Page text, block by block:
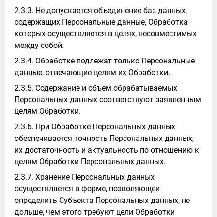
2.3.3. Не допускается объединение баз данных,
содержащих Персональные данные, Обработка
которых осуществляется в целях, несовместимых
между собой.
2.3.4. Обработке подлежат только Персональные
данные, отвечающие целям их Обработки.
2.3.5. Содержание и объем обрабатываемых
Персональных данных соответствуют заявленным
целям Обработки.
2.3.6. При Обработке Персональных данных
обеспечивается точность Персональных данных,
их достаточность и актуальность по отношению к
целям Обработки Персональных данных.
2.3.7. Хранение Персональных данных
осуществляется в форме, позволяющей
определить Субъекта Персональных данных, не
дольше, чем этого требуют цели Обработки